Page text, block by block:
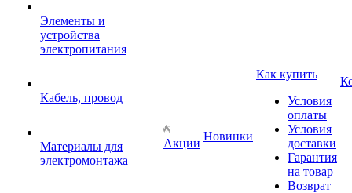
Элементы и
устройства
электропитания
Кабель, провод
Материалы для
электромонтажа
Акции
Новинки
Как купить
Условия
оплаты
Условия
доставки
Гарантия
на товар
Возврат